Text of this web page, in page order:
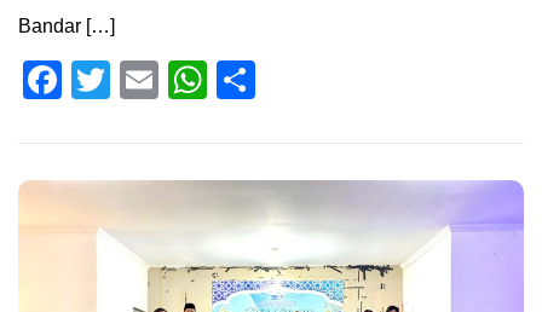
Bandar […]
Facebook
Twitter
EmailWhatsApp